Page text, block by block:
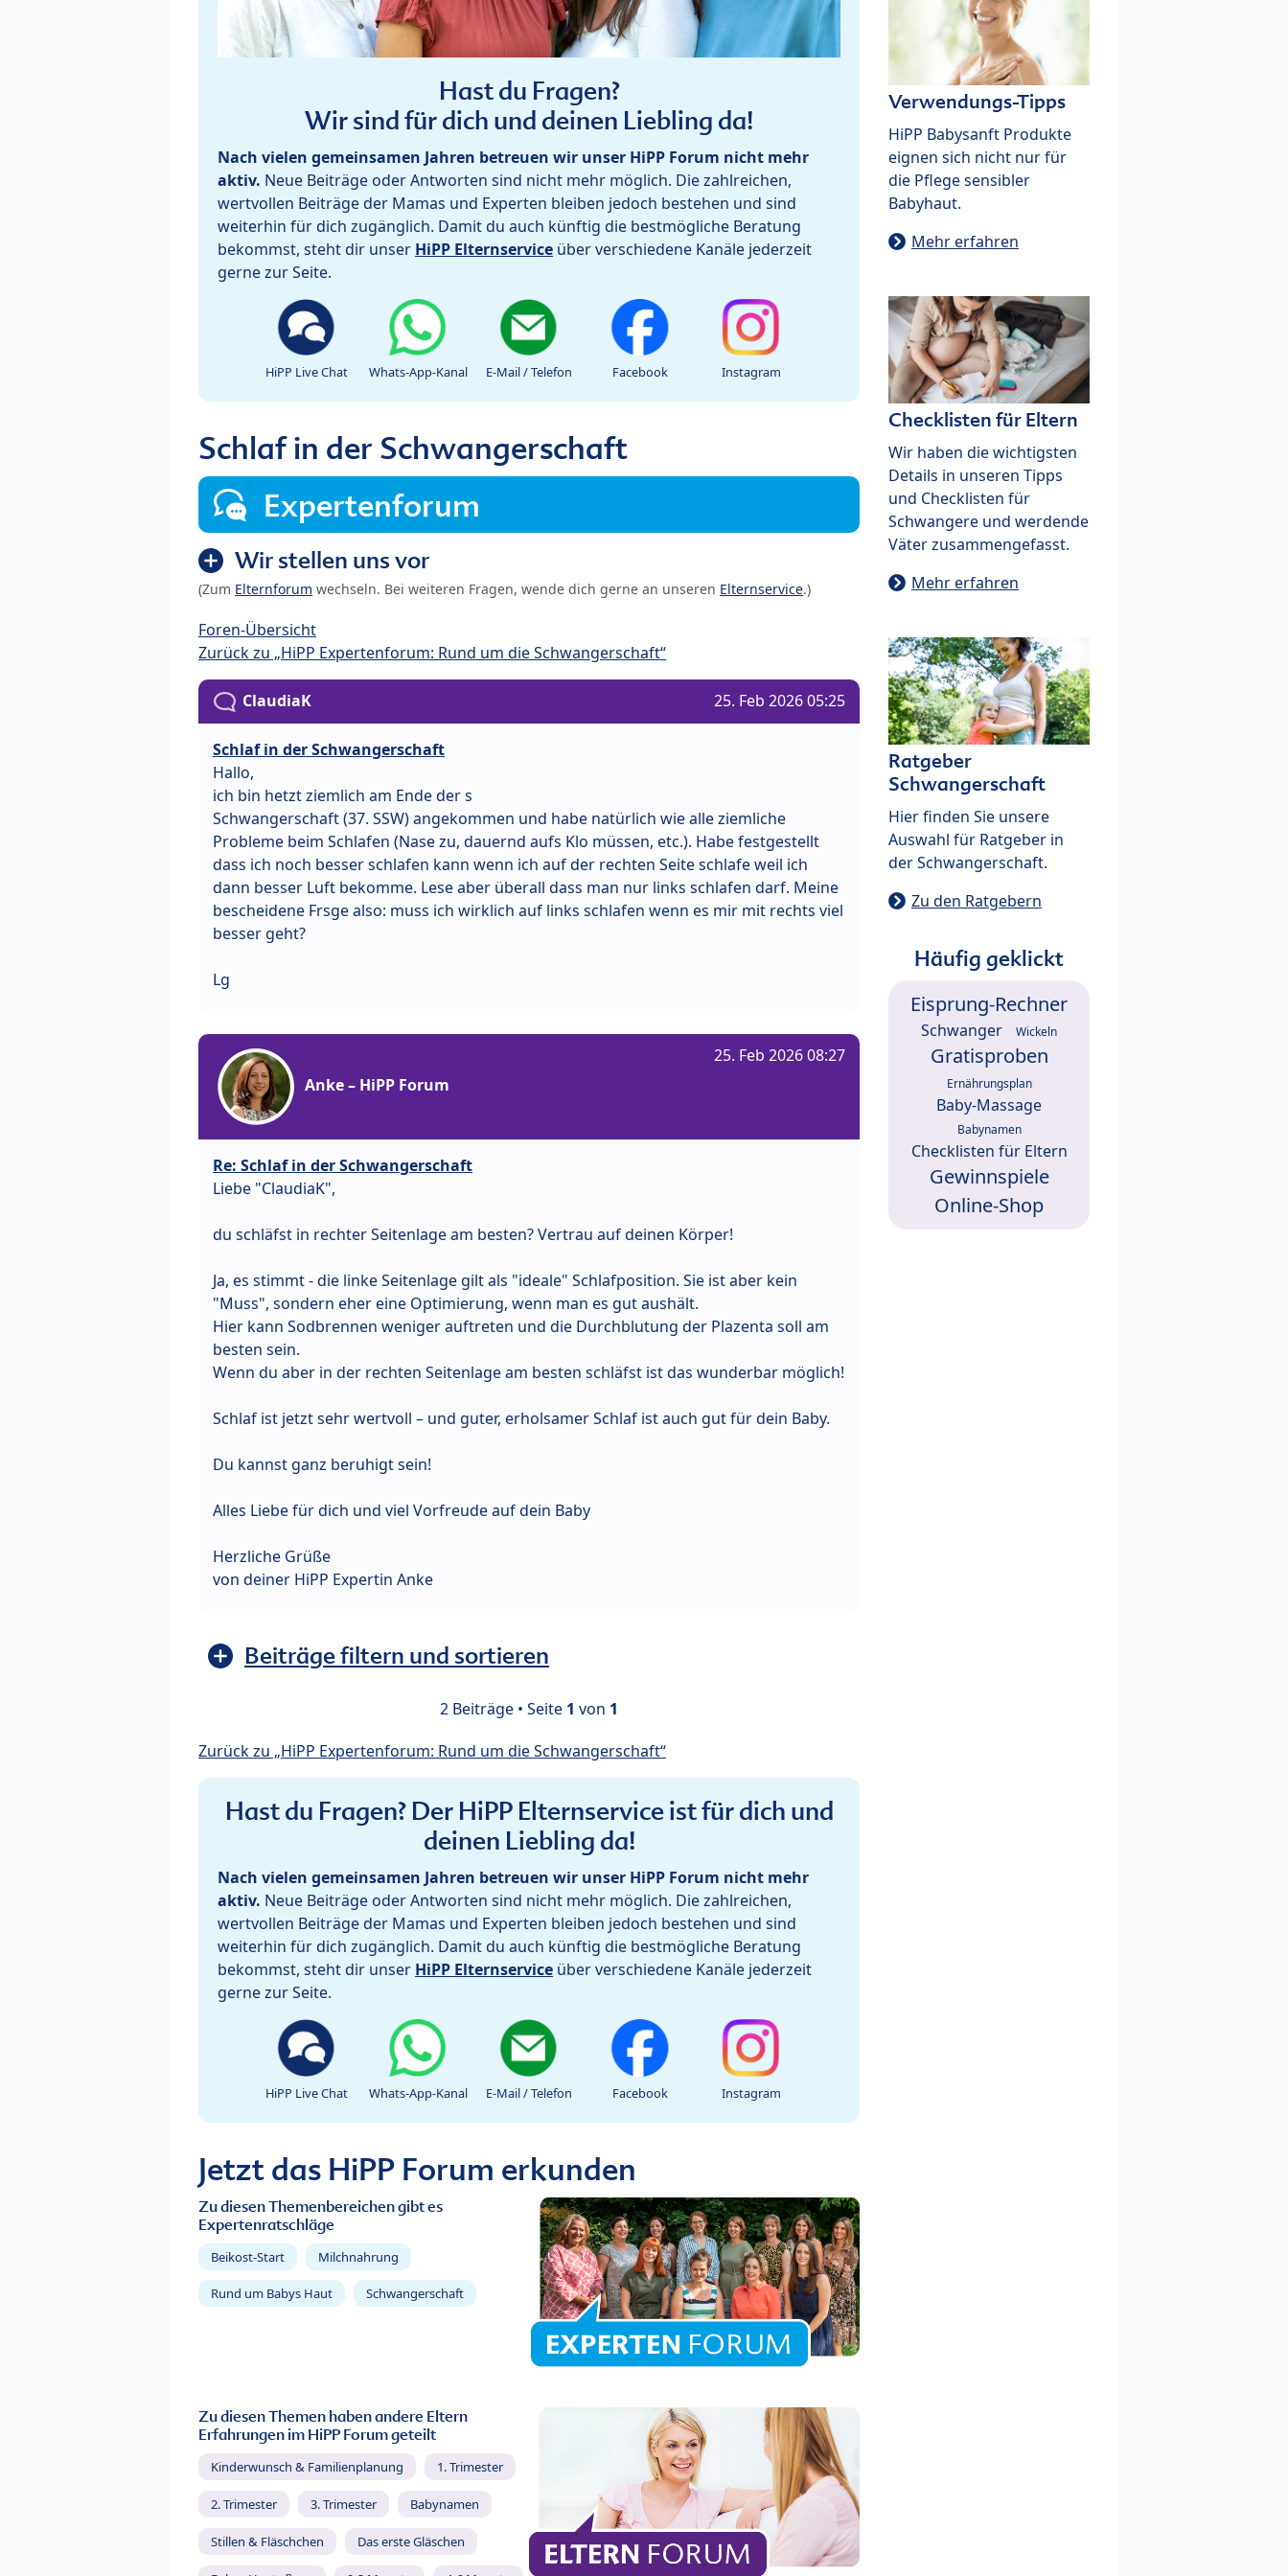
Hast du Fragen?
Wir sind für dich und deinen Liebling da!
Nach vielen gemeinsamen Jahren betreuen wir unser HiPP Forum nicht mehr
aktiv. Neue Beiträge oder Antworten sind nicht mehr möglich. Die zahlreichen,
wertvollen Beiträge der Mamas und Experten bleiben jedoch bestehen und sind
weiterhin für dich zugänglich. Damit du auch künftig die bestmögliche Beratung
bekommst, steht dir unser HiPP Elternservice über verschiedene Kanäle jederzeit
gerne zur Seite.
HiPP Live Chat Whats-App-Kanal E-Mail / Telefon Facebook Instagram
Schlaf in der Schwangerschaft
Expertenforum
Wir stellen uns vor
(Zum Elternforum wechseln. Bei weiteren Fragen, wende dich gerne an unseren Elternservice.)
Foren-Übersicht
Zurück zu „HiPP Expertenforum: Rund um die Schwangerschaft“
ClaudiaK 25. Feb 2026 05:25
Schlaf in der Schwangerschaft
Hallo,
ich bin hetzt ziemlich am Ende der s
Schwangerschaft (37. SSW) angekommen und habe natürlich wie alle ziemliche
Probleme beim Schlafen (Nase zu, dauernd aufs Klo müssen, etc.). Habe festgestellt
dass ich noch besser schlafen kann wenn ich auf der rechten Seite schlafe weil ich
dann besser Luft bekomme. Lese aber überall dass man nur links schlafen darf. Meine
bescheidene Frsge also: muss ich wirklich auf links schlafen wenn es mir mit rechts viel
besser geht?
Lg
Anke – HiPP Forum
25. Feb 2026 08:27
Re: Schlaf in der Schwangerschaft
Liebe "ClaudiaK",
du schläfst in rechter Seitenlage am besten? Vertrau auf deinen Körper!
Ja, es stimmt - die linke Seitenlage gilt als "ideale" Schlafposition. Sie ist aber kein
"Muss", sondern eher eine Optimierung, wenn man es gut aushält.
Hier kann Sodbrennen weniger auftreten und die Durchblutung der Plazenta soll am
besten sein.
Wenn du aber in der rechten Seitenlage am besten schläfst ist das wunderbar möglich!
Schlaf ist jetzt sehr wertvoll – und guter, erholsamer Schlaf ist auch gut für dein Baby.
Du kannst ganz beruhigt sein!
Alles Liebe für dich und viel Vorfreude auf dein Baby
Herzliche Grüße
von deiner HiPP Expertin Anke
Beiträge filtern und sortieren
2 Beiträge • Seite 1 von 1
Zurück zu „HiPP Expertenforum: Rund um die Schwangerschaft“
Hast du Fragen? Der HiPP Elternservice ist für dich und
deinen Liebling da!
Nach vielen gemeinsamen Jahren betreuen wir unser HiPP Forum nicht mehr
aktiv. Neue Beiträge oder Antworten sind nicht mehr möglich. Die zahlreichen,
wertvollen Beiträge der Mamas und Experten bleiben jedoch bestehen und sind
weiterhin für dich zugänglich. Damit du auch künftig die bestmögliche Beratung
bekommst, steht dir unser HiPP Elternservice über verschiedene Kanäle jederzeit
gerne zur Seite.
HiPP Live Chat Whats-App-Kanal E-Mail / Telefon Facebook Instagram
Jetzt das HiPP Forum erkunden
Zu diesen Themenbereichen gibt es
Expertenratschläge
Beikost-Start Milchnahrung
Rund um Babys Haut Schwangerschaft
Zu diesen Themen haben andere Eltern
Erfahrungen im HiPP Forum geteilt
Kinderwunsch & Familienplanung 1. Trimester
2. Trimester 3. Trimester Babynamen
Stillen & Fläschchen Das erste Gläschen
Verwendungs-Tipps
HiPP Babysanft Produkte
eignen sich nicht nur für
die Pflege sensibler
Babyhaut.
Mehr erfahren
Checklisten für Eltern
Wir haben die wichtigsten
Details in unseren Tipps
und Checklisten für
Schwangere und werdende
Väter zusammengefasst.
Mehr erfahren
Ratgeber
Schwangerschaft
Hier finden Sie unsere
Auswahl für Ratgeber in
der Schwangerschaft.
Zu den Ratgebern
Häufig geklickt
Eisprung-Rechner
Schwanger Wickeln
Gratisproben
Ernährungsplan
Baby-Massage
Babynamen
Checklisten für Eltern
Gewinnspiele
Online-Shop